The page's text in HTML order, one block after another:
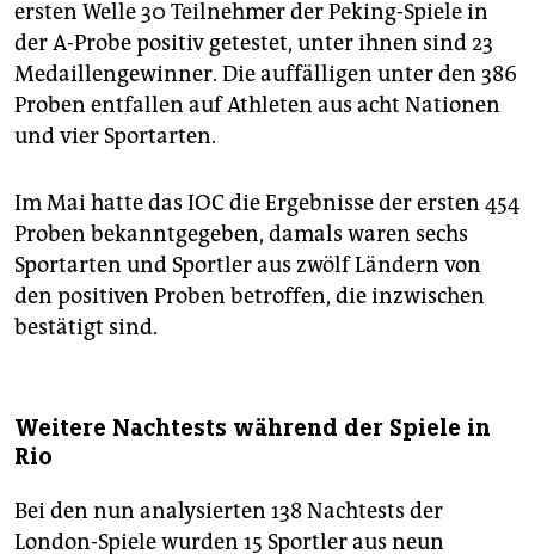
ersten Welle 30 Teilnehmer der Peking-Spiele in
der A-Probe positiv getestet, unter ihnen sind 23
Medaillengewinner. Die auffälligen unter den 386
Proben entfallen auf Athleten aus acht Nationen
und vier Sportarten.
Im Mai hatte das IOC die Ergebnisse der ersten 454
Proben bekanntgegeben, damals waren sechs
Sportarten und Sportler aus zwölf Ländern von
den positiven Proben betroffen, die inzwischen
bestätigt sind.
Weitere Nachtests während der Spiele in
Rio
Bei den nun analysierten 138 Nachtests der
London-Spiele wurden 15 Sportler aus neun